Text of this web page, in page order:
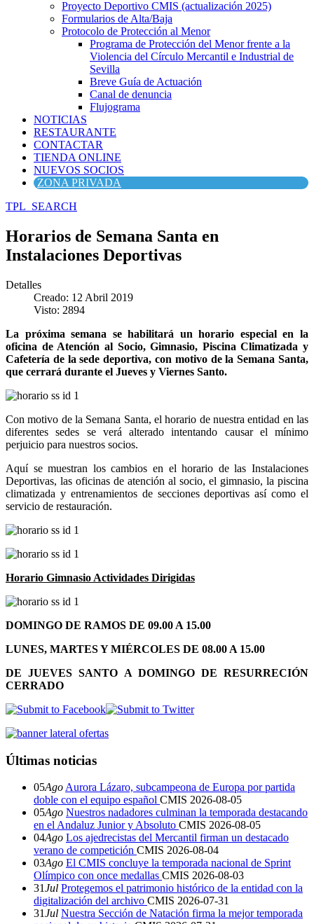
Proyecto Deportivo CMIS (actualización 2025)
Formularios de Alta/Baja
Protocolo de Protección al Menor
Programa de Protección del Menor frente a la
Violencia del Círculo Mercantil e Industrial de
Sevilla
Breve Guía de Actuación
Canal de denuncia
Flujograma
NOTICIAS
RESTAURANTE
CONTACTAR
TIENDA ONLINE
NUEVOS SOCIOS
ZONA PRIVADA
TPL_SEARCH
Horarios de Semana Santa en
Instalaciones Deportivas
Detalles
Creado: 12 Abril 2019
Visto: 2894
La próxima semana se habilitará un horario especial en la
oficina de Atención al Socio, Gimnasio, Piscina Climatizada y
Cafetería de la sede deportiva, con motivo de la Semana Santa,
que cerrará durante el Jueves y Viernes Santo.
Con motivo de la Semana Santa, el horario de nuestra entidad en las
diferentes sedes se verá alterado intentando causar el mínimo
perjuicio para nuestros socios.
Aquí se muestran los cambios en el horario de las Instalaciones
Deportivas, las oficinas de atención al socio, el gimnasio, la piscina
climatizada y entrenamientos de secciones deportivas así como el
servicio de restauración.
Horario Gimnasio Actividades Dirigidas
DOMINGO DE RAMOS DE 09.00 A 15.00
LUNES, MARTES Y MIÉRCOLES DE 08.00 A 15.00
DE JUEVES SANTO A DOMINGO DE RESURRECIÓN
CERRADO
Últimas noticias
05Ago Aurora Lázaro, subcampeona de Europa por partida
doble con el equipo español CMIS 2026-08-05
05Ago Nuestros nadadores culminan la temporada destacando
en el Andaluz Junior y Absoluto CMIS 2026-08-05
04Ago Los ajedrecistas del Mercantil firman un destacado
verano de competición CMIS 2026-08-04
03Ago El CMIS concluye la temporada nacional de Sprint
Olímpico con once medallas CMIS 2026-08-03
31Jul Protegemos el patrimonio histórico de la entidad con la
digitalización del archivo CMIS 2026-07-31
31Jul Nuestra Sección de Natación firma la mejor temporada